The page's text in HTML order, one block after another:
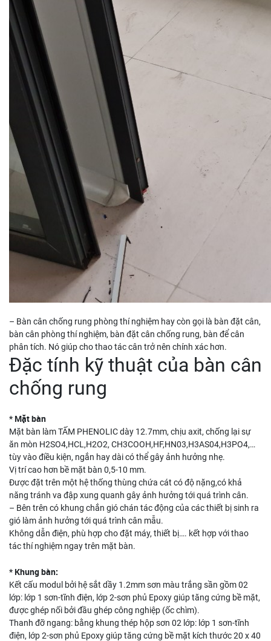
– Bàn cân chống rung phòng thí nghiệm hay còn gọi là bàn đặt cân,
bàn cân phòng thí nghiệm, bàn đặt cân chống rung, bàn để cân
phân tích. Nó giúp cho thao tác cân trở nên chính xác hơn.
Đặc tính kỹ thuật của bàn cân
chống rung
* Mặt bàn
Mặt bàn làm TẤM PHENOLIC dày 12.7mm, chịu axit, chống lại sự
ăn mòn H2SO4,HCL,H2O2, CH3COOH,HF,HN03,H3AS04,H3PO4,…
tùy vào điều kiện, ngắn hay dài có thể gây ảnh hưởng nhẹ.
Vị trí cao hơn bề mặt bàn 0,5-10 mm.
Được đặt trên một hệ thống thùng chứa cát có độ nặng,có khả
năng tránh va đập xung quanh gây ảnh hưởng tới quá trình cân.
– Bên trên có khung chắn gió chán tác động của các thiết bị sinh ra
gió làm ảnh hưởng tới quá trình cân mẫu.
Không dẫn điện, phù hợp cho đặt máy, thiết bị…. kết hợp với thao
tác thí nghiệm ngay trên mặt bàn.
* Khung bàn:
Kết cấu modul bởi hệ sắt dầy 1.2mm sơn màu trắng sần gồm 02
lớp: lớp 1 sơn-tĩnh điện, lớp 2-sơn phủ Epoxy giúp tăng cứng bề mặt,
được ghép nối bởi đầu ghép công nghiệp (ốc chìm).
Thanh đỡ ngang: bằng khung thép hộp sơn 02 lớp: lớp 1 sơn-tĩnh
điện, lớp 2-sơn phủ Epoxy giúp tăng cứng bề mặt kích thước 20 x 40